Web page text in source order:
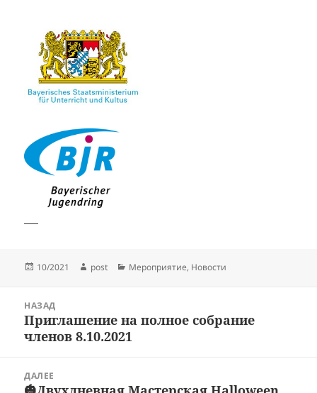
Опубликовано
10/2021 Автор
post Рубрики
Мероприятие, Новости
записям
НАЗАД
Предыдущая
запись:
Приглашение на полное собрание
членов 8.10.2021
ДАЛЕЕ